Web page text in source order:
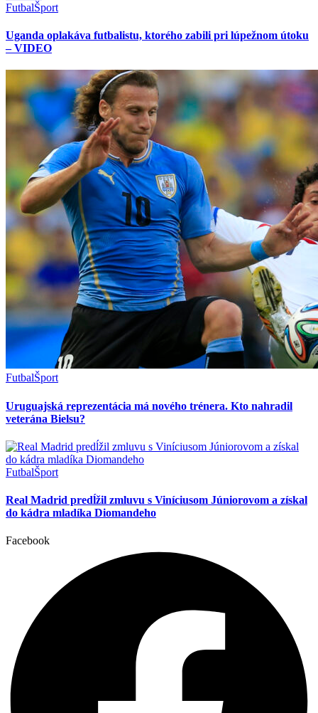
FutbalŠport
Uganda oplakáva futbalistu, ktorého zabili pri lúpežnom útoku
– VIDEO
FutbalŠport
Uruguajská reprezentácia má nového trénera. Kto nahradil
veterána Bielsu?
FutbalŠport
Real Madrid predĺžil zmluvu s Viníciusom Júniorovom a získal
do kádra mladíka Diomandeho
Facebook